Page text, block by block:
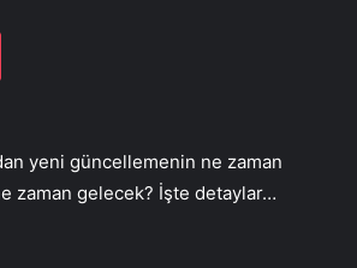
Pocket
yeni güncellemenin ne zaman
zaman gelecek? İşte detaylar…